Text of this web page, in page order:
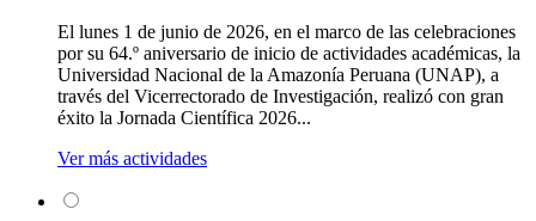
El lunes 1 de junio de 2026, en el marco de las celebraciones
por su 64.º aniversario de inicio de actividades académicas, la
Universidad Nacional de la Amazonía Peruana (UNAP), a
través del Vicerrectorado de Investigación, realizó con gran
éxito la Jornada Científica 2026...
Ver más actividades